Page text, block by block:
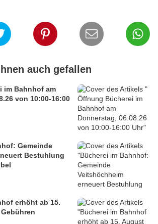
auch gefallen
im Bahnhof am
von 10:00-16:00
Gemeinde
Bestuhlung
erhöht ab 15.